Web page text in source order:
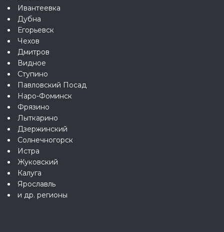
Ивантеевка
Дубна
Егорьевск
Чехов
Дмитров
Видное
Ступино
Павловский Посад
Наро-Фоминск
Фрязино
Лыткарино
Дзержинский
Солнечногорск
Истра
Жуковский
Калуга
Ярославль
и др. регионы